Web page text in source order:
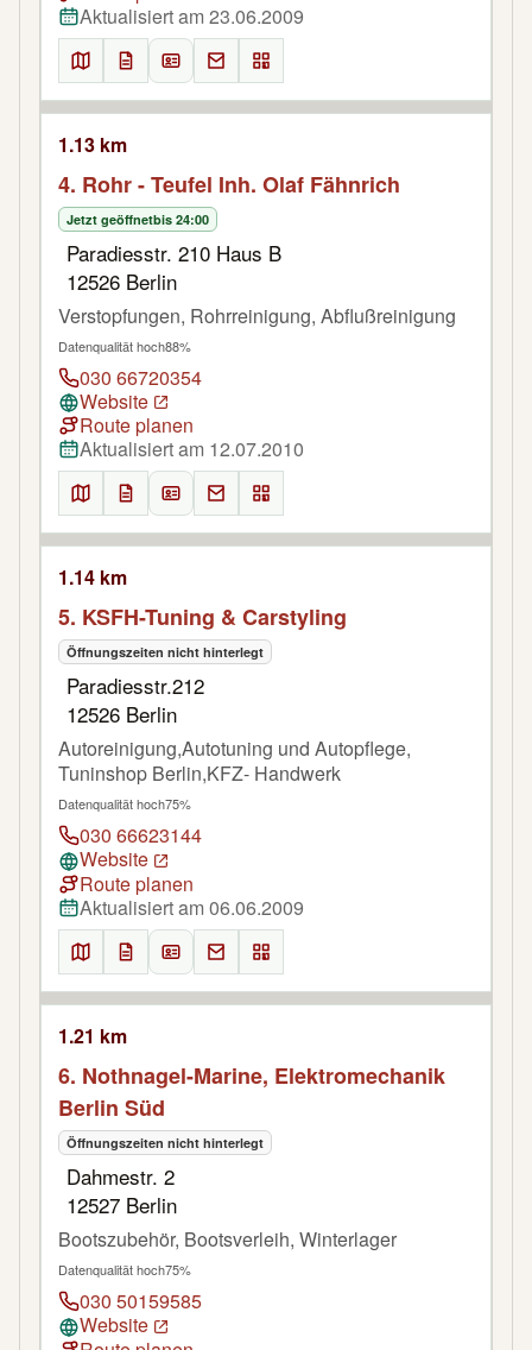
Aktualisiert am 23.06.2009
1.13 km
4. Rohr - Teufel Inh. Olaf Fähnrich
Jetzt geöffnetbis 24:00
Paradiesstr. 210 Haus B
12526 Berlin
Verstopfungen, Rohrreinigung, Abflußreinigung
Datenqualität hoch88%
030 66720354
Website
Route planen
Aktualisiert am 12.07.2010
1.14 km
5. KSFH-Tuning & Carstyling
Öffnungszeiten nicht hinterlegt
Paradiesstr.212
12526 Berlin
Autoreinigung,Autotuning und Autopflege,
Tuninshop Berlin,KFZ- Handwerk
Datenqualität hoch75%
030 66623144
Website
Route planen
Aktualisiert am 06.06.2009
1.21 km
6. Nothnagel-Marine, Elektromechanik
Berlin Süd
Öffnungszeiten nicht hinterlegt
Dahmestr. 2
12527 Berlin
Bootszubehör, Bootsverleih, Winterlager
Datenqualität hoch75%
030 50159585
Website